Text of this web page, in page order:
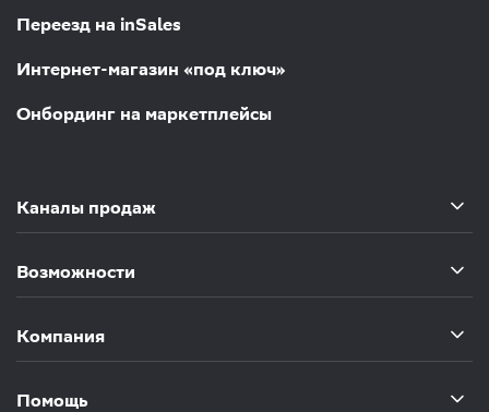
Переезд на inSales
Интернет-магазин «под ключ»
Онбординг на маркетплейсы
Каналы продаж
Возможности
Компания
Помощь